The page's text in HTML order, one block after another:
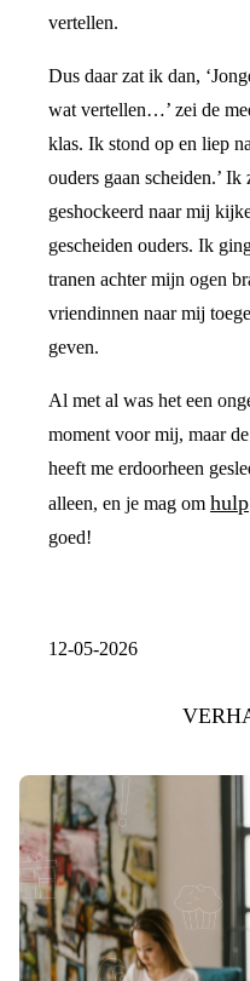
vertellen.
Dus daar zat ik dan,
wat vertellen…’ zei de
klas. Ik stond op en liep
ouders gaan scheiden.’
geshockeerd naar mij
gescheiden ouders. Ik
tranen achter mijn ogen
vriendinnen naar mij
geven.
Al met al was het een
moment voor mij, maar
heeft me erdoorheen
alleen, en je mag om hulp
goed!
12-05-2026